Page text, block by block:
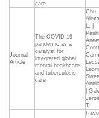
care
Journal -
Article
The COVID-19
pandemic as a
catalyst for
integrated global
mental healthcare
and tuberculosis
care
Chu,
L. |
|
T.